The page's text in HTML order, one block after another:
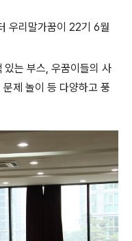
우리말가꿈이 22기 6월
는 부스, 우꿈이들의 사
제 놀이 등 다양하고 풍